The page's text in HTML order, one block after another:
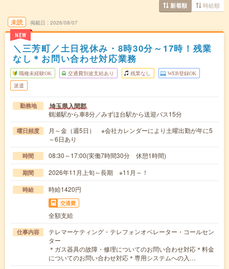
新着順 時給順
未読
NEW
掲載日 2026/08/07
＼三芳町／土日祝休み・8時30分～17時！残業
なし＊お問い合わせ対応業務
職種未経験OK 交通費別途支給あり 残業なし WEB登録OK
派遣
勤務地 埼玉県入間郡
鶴瀬駅から車8分／みずほ台駅から送迎バス15分
曜日頻度
月～金（週5日） ※会社カレンダーにより土曜出勤が年に5
～6日あり
時間 08:30～17:00(実働7時間30分 休憩1時間)
期間 2026年11月上旬～長期 ※11月～！
時給 時給1420円
交通費
全額支給
仕事内容
テレマーケティング・テレフォンオペレーター・コールセン
ター
＊ガス器具の故障・修理についてのお問い合わせ対応＊料金
についてのお問い合わせ対応＊専用システムへの入…